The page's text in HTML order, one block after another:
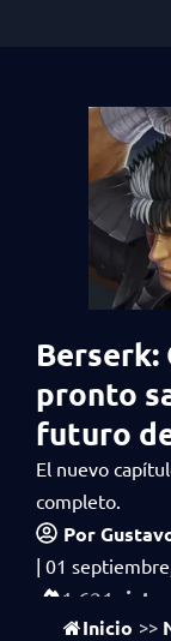
pronto
futuro
El nuevo
completo.
Por
| 01
1,621 vistas
Inicio >>